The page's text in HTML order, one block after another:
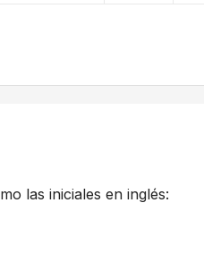
las iniciales en inglés: